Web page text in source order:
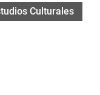
Culturales